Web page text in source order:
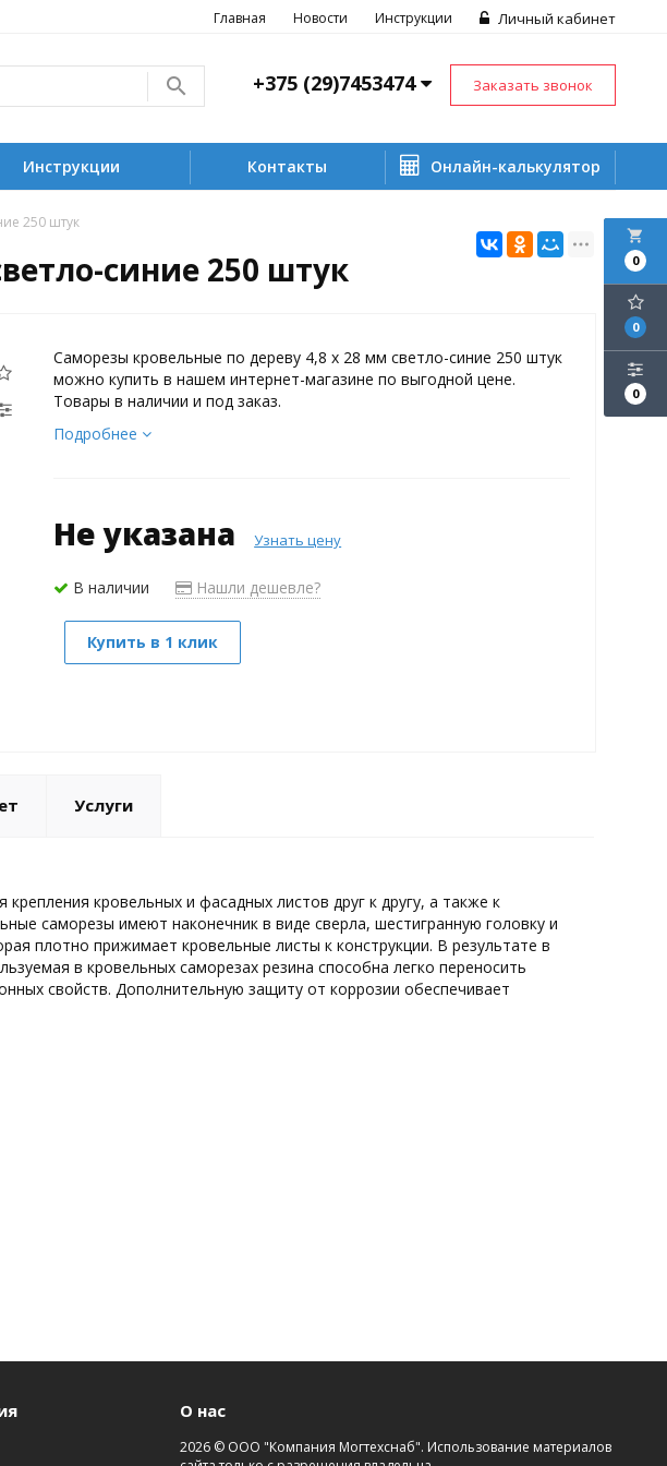
Личный кабинет
Главная Новости Инструкции
+375 (29)7453474 Заказать звонок
Инструкции Контакты Онлайн-калькулятор
250 штук
синие 250 штук
local_grocery_store
0
0
0
Саморезы кровельные по дереву 4,8 х 28 мм светло-синие 250 штук
можно купить в нашем интернет-магазине по выгодной цене.
Товары в наличии и под заказ.
Подробнее
Не указана Узнать цену
В наличии Нашли дешевле?
Купить в 1 клик
Услуги
кровельных и фасадных листов друг к другу, а также к
саморезы имеют наконечник в виде сверла, шестигранную головку и
плотно прижимает кровельные листы к конструкции. В результате в
в кровельных саморезах резина способна легко переносить
свойств. Дополнительную защиту от коррозии обеспечивает
О нас
2026 © ООО "Компания Могтехснаб". Использование материалов